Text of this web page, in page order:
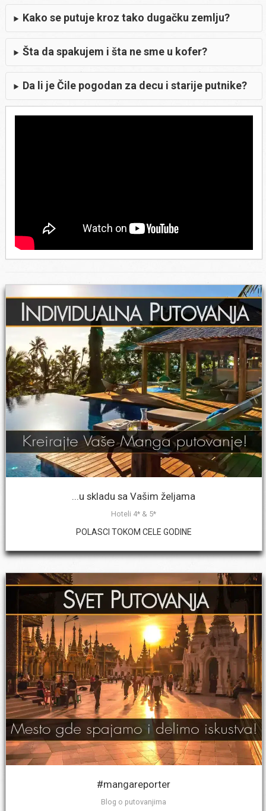
Kako se putuje kroz tako dugačku zemlju?
Šta da spakujem i šta ne sme u kofer?
Da li je Čile pogodan za decu i starije putnike?
...u skladu sa Vašim željama
Hoteli 4* & 5*
POLASCI TOKOM CELE GODINE
#mangareporter
Blog o putovanjima